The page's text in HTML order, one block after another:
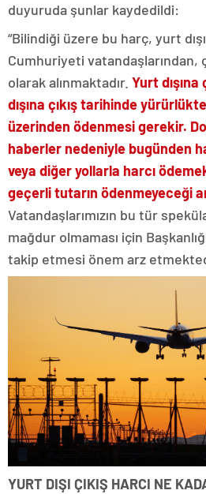
duyuruda şunlar kaydedildi:
“Bilindiği üzere bu harç, yurt
Cumhuriyeti vatandaşlarından,
olarak alınmaktadır. Yurt dışına
dışına çıkış tarihinde
üzerinden ödenmesi gerekir.
haberler nedeniyle bugünden
veya diğer yollarla harcı
geçerli tutarın ödenmeyeceği
Vatandaşlarımızın bu tür
mağdur olmaması için
takip etmesi önem arz
YURT DIŞI ÇIKIŞ HARCI NE